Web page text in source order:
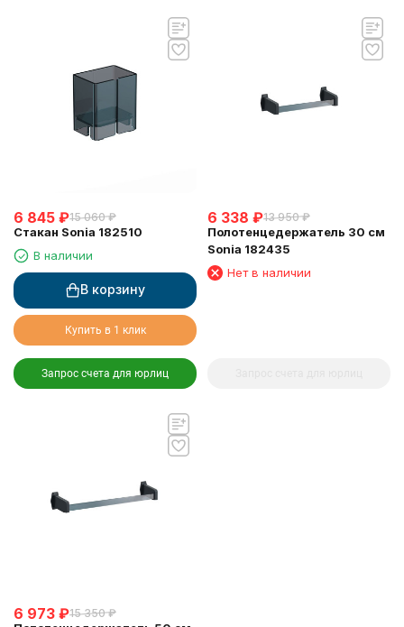
6 845 ₽15 060 ₽
Стакан Sonia 182510
В наличии
В корзину
Купить в 1 клик
Запрос счета для юрлиц
6 338 ₽13 950 ₽
Полотенцедержатель 30 см
Sonia 182435
Нет в наличии
6 973 ₽15 350 ₽